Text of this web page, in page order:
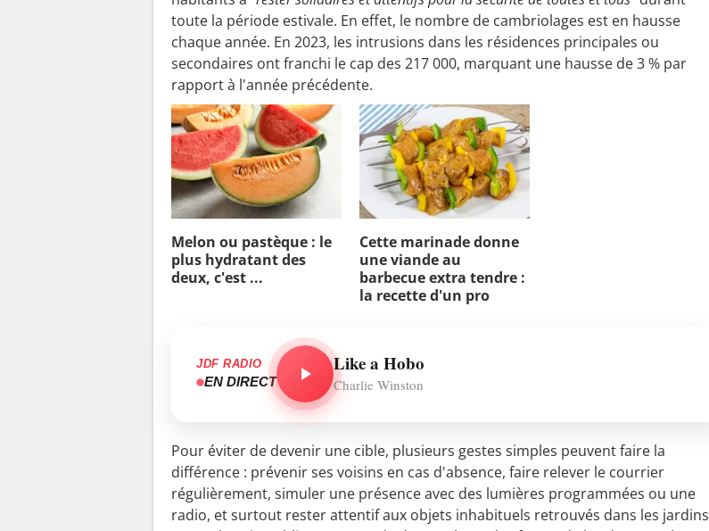
toute la période estivale. En effet, le nombre de cambriolages est en hausse
chaque année. En 2023, les intrusions dans les résidences principales ou
secondaires ont franchi le cap des 217 000, marquant une hausse de 3 % par
rapport à l'année précédente.
Melon ou pastèque : le
plus hydratant des
deux, c'est ...
Cette marinade donne
une viande au
barbecue extra tendre :
la recette d'un pro
JDF RADIO
EN DIRECT
Like a Hobo
Charlie Winston
Pour éviter de devenir une cible, plusieurs gestes simples peuvent faire la
différence : prévenir ses voisins en cas d'absence, faire relever le courrier
régulièrement, simuler une présence avec des lumières programmées ou une
radio, et surtout rester attentif aux objets inhabituels retrouvés dans les jardins